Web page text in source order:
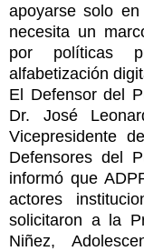
apoyarse solo
necesita un
por políticas
alfabetización
El Defensor del
Dr. José
Vicepresidente
Defensores del
informó que
actores
solicitaron a la
Niñez,